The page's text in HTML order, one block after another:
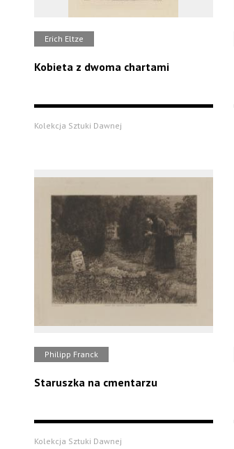
Erich Eltze
Kobieta z dwoma chartami
Kolekcja Sztuki Dawnej
Philipp Franck
Staruszka na cmentarzu
Kolekcja Sztuki Dawnej